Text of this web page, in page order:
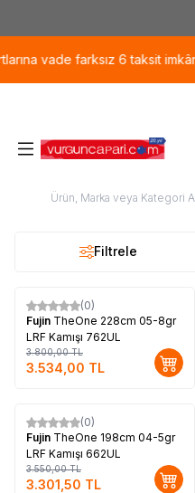
vade farksız 6 taksit imkânı!
Filtrele
%7
(0)
Fujin TheOne 228cm 05-8gr
LRF Kamışı 762UL
3.800,00TL
3.534,00 TL
%7
(0)
Fujin TheOne 198cm 04-5gr
LRF Kamışı 662UL
3.550,00TL
3.301,50 TL